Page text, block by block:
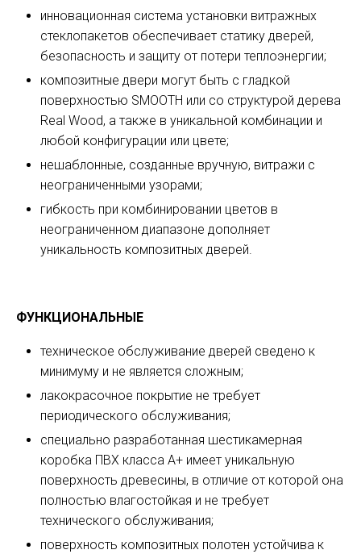
инновационная система установки витражных
стеклопакетов обеспечивает статику дверей,
безопасность и защиту от потери теплоэнергии;
композитные двери могут быть с гладкой
поверхностью SMOOTH или со структурой дерева
Real Wood, а также в уникальной комбинации и
любой конфигурации или цвете;
нешаблонные, созданные вручную, витражи с
неограниченными узорами;
гибкость при комбинировании цветов в
неограниченном диапазоне дополняет
уникальность композитных дверей.
ФУНКЦИОНАЛЬНЫЕ
техническое обслуживание дверей сведено к
минимуму и не является сложным;
лакокрасочное покрытие не требует
периодического обслуживания;
специально разработанная шестикамерная
коробка ПВХ класса A+ имеет уникальную
поверхность древесины, в отличие от которой она
полностью влагостойкая и не требует
технического обслуживания;
поверхность композитных полотен устойчива к